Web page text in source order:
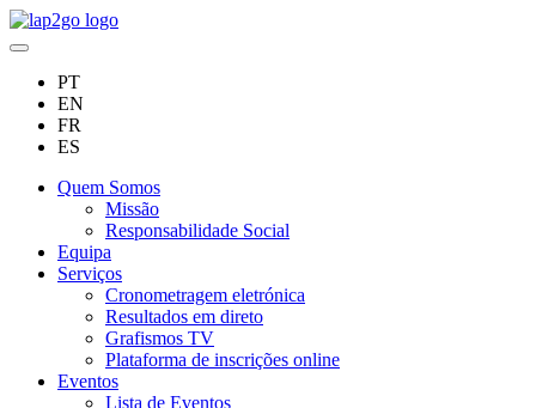
PT
EN
FR
ES
Quem Somos
Missão
Responsabilidade Social
Equipa
Serviços
Cronometragem eletrónica
Resultados em direto
Grafismos TV
Plataforma de inscrições online
Eventos
Lista de Eventos